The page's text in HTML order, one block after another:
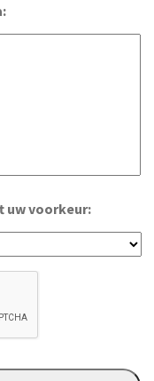
uw voorkeur: